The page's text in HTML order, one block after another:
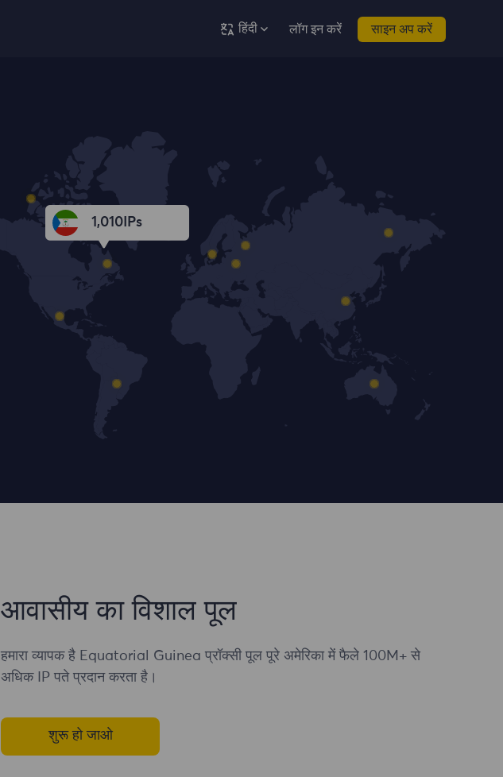
हिंदी लॉग इन करें साइन अप करें
1,010 IPs
आवासीय का विशाल पूल
हमारा व्यापक है Equatorial Guinea प्रॉक्सी पूल पूरे अमेरिका में फैले 100M+ से
अधिक IP पते प्रदान करता है।
शुरू हो जाओ